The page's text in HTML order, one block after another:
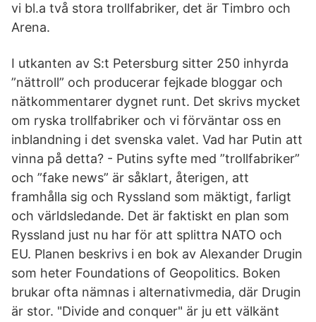
vi bl.a två stora trollfabriker, det är Timbro och
Arena.
I utkanten av S:t Petersburg sitter 250 inhyrda
”nättroll” och producerar fejkade bloggar och
nätkommentarer dygnet runt. Det skrivs mycket
om ryska trollfabriker och vi förväntar oss en
inblandning i det svenska valet. Vad har Putin att
vinna på detta? - Putins syfte med ”trollfabriker”
och ”fake news” är såklart, återigen, att
framhålla sig och Ryssland som mäktigt, farligt
och världsledande. Det är faktiskt en plan som
Ryssland just nu har för att splittra NATO och
EU. Planen beskrivs i en bok av Alexander Drugin
som heter Foundations of Geopolitics. Boken
brukar ofta nämnas i alternativmedia, där Drugin
är stor. "Divide and conquer" är ju ett välkänt